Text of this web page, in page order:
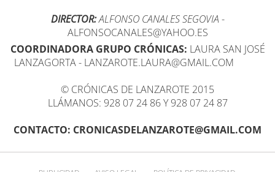
DIRECTOR:ALFONSO CANALES SEGOVIA -
ALFONSOCANALES@YAHOO.ES
COORDINADORA GRUPO CRÓNICAS: LAURA SAN JOSÉ
LANZAGORTA - LANZAROTE.LAURA@GMAIL.COM
© CRÓNICAS DE LANZAROTE 2015
LLÁMANOS: 928 07 24 86 Y 928 07 24 87
CONTACTO: CRONICASDELANZAROTE@GMAIL.COM